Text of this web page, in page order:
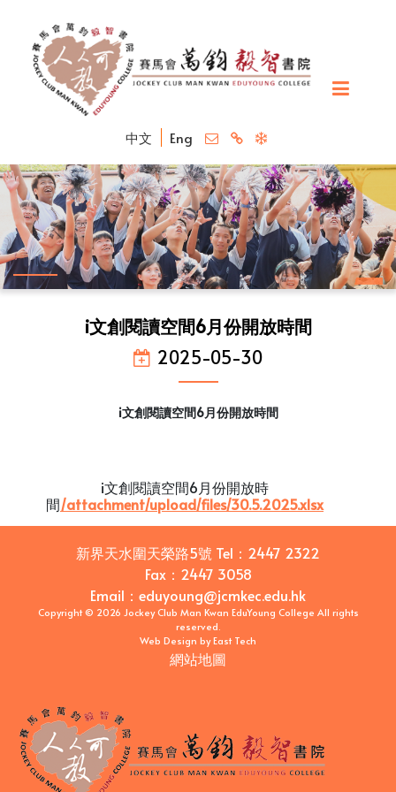
中文 Eng
i文創閱讀空間6月份開放時間
2025-05-30
i文創閱讀空間6月份開放時間
i文創閱讀空間6月份開放時
間/attachment/upload/files/30.5.2025.xlsx
新界天水圍天榮路5號 Tel： 2447 2322
Fax： 2447 3058
Email ： eduyoung@jcmkec.edu.hk
Copyright © 2026 Jockey Club Man Kwan EduYoung College All rights
reserved.
Web Design byEast Tech
網站地圖